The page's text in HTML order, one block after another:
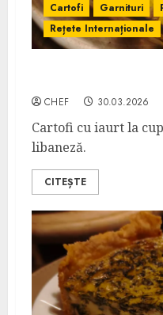
Cartofi Garnituri
Rețete Internaționale
CHEF 30.03.2026
Cartofi cu iaurt la
libaneză.
CITEȘTE